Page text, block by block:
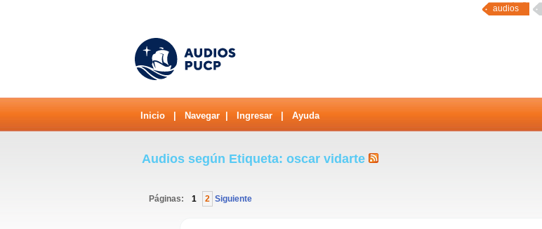
audios
Inicio Navegar Ingresar Ayuda
Audios según Etiqueta: oscar vidarte
Páginas: 1 2 Siguiente